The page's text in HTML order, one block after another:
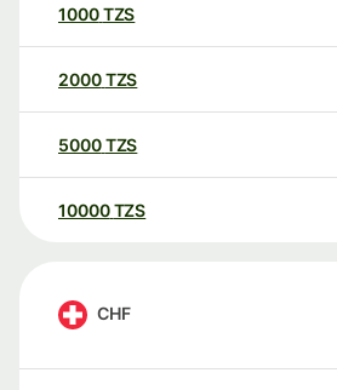
1000TZS
2000TZS
5000TZS
10000 TZS
CHF